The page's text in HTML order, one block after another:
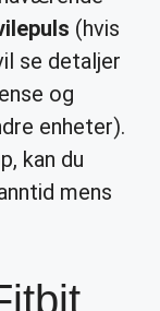
(hvis
se detaljer
og
enheter).
kan du
mens